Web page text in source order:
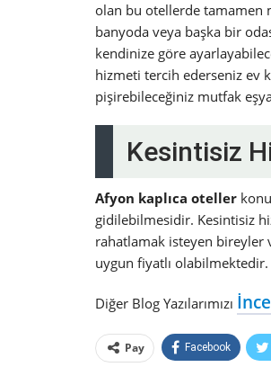
olan bu otellerde tamamen
banyoda veya başka bir
kendinize göre
hizmeti tercih ederseniz ev
pişirebileceğiniz mutfak
Kesintisiz
Afyon kaplıca oteller
gidilebilmesidir. Kesintisiz
rahatlamak isteyen bireyler
uygun fiyatlı olabilmektedir.
Diğer Blog Yazılarımızı
Pay Facebook